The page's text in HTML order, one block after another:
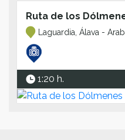
Ruta de los
Laguardia, Álava -
1:20 h.